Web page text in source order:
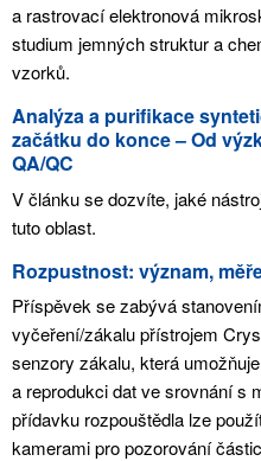
a rastrovací elektronová
studium jemných struktur a
vzorků.
Analýza a purifikace
začátku do konce – Od
QA/QC
V článku se dozvíte, jaké
tuto oblast.
Rozpustnost: význam,
Příspěvek se zabývá
vyčeření/zákalu přístrojem
senzory zákalu, která
a reprodukci dat ve srovnání s
přídavku rozpouštědla lze
kamerami pro pozorování